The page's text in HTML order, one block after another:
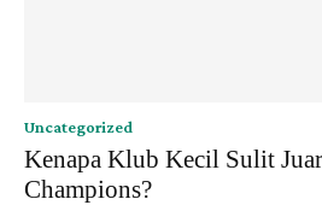
Uncategorized
Kenapa Klub Kecil Sulit
Champions?